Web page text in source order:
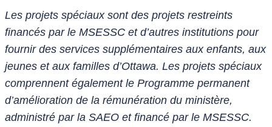
Les projets spéciaux sont des projets restreints
financés par le MSESSC et d’autres institutions pour
fournir des services supplémentaires aux enfants, aux
jeunes et aux familles d’Ottawa. Les projets spéciaux
comprennent également le Programme permanent
d’amélioration de la rémunération du ministère,
administré par la SAEO et financé par le MSESSC.